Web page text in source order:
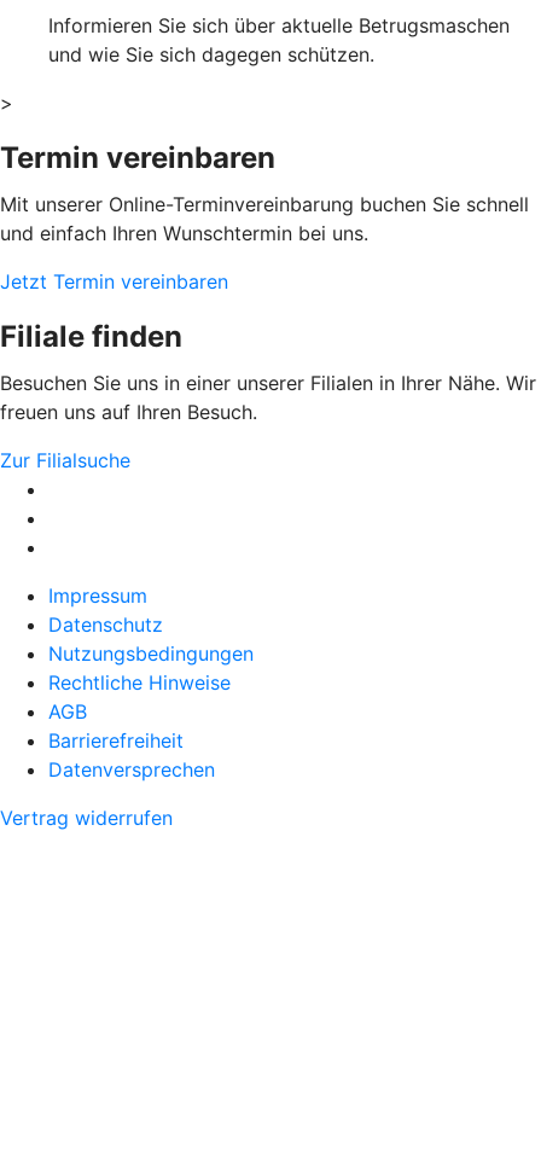
Informieren Sie sich über aktuelle Betrugsmaschen
und wie Sie sich dagegen schützen.
>
Termin vereinbaren
Mit unserer Online-Terminvereinbarung buchen Sie schnell
und einfach Ihren Wunschtermin bei uns.
Jetzt Termin vereinbaren
Filiale finden
Besuchen Sie uns in einer unserer Filialen in Ihrer Nähe. Wir
freuen uns auf Ihren Besuch.
Zur Filialsuche
Impressum
Datenschutz
Nutzungsbedingungen
Rechtliche Hinweise
AGB
Barrierefreiheit
Datenversprechen
Vertrag widerrufen